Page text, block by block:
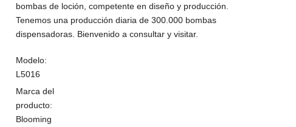
bombas de loción, competente en diseño y producción.
Tenemos una producción diaria de 300.000 bombas
dispensadoras. Bienvenido a consultar y visitar.
Modelo:
L5016
Marca del
producto:
Blooming